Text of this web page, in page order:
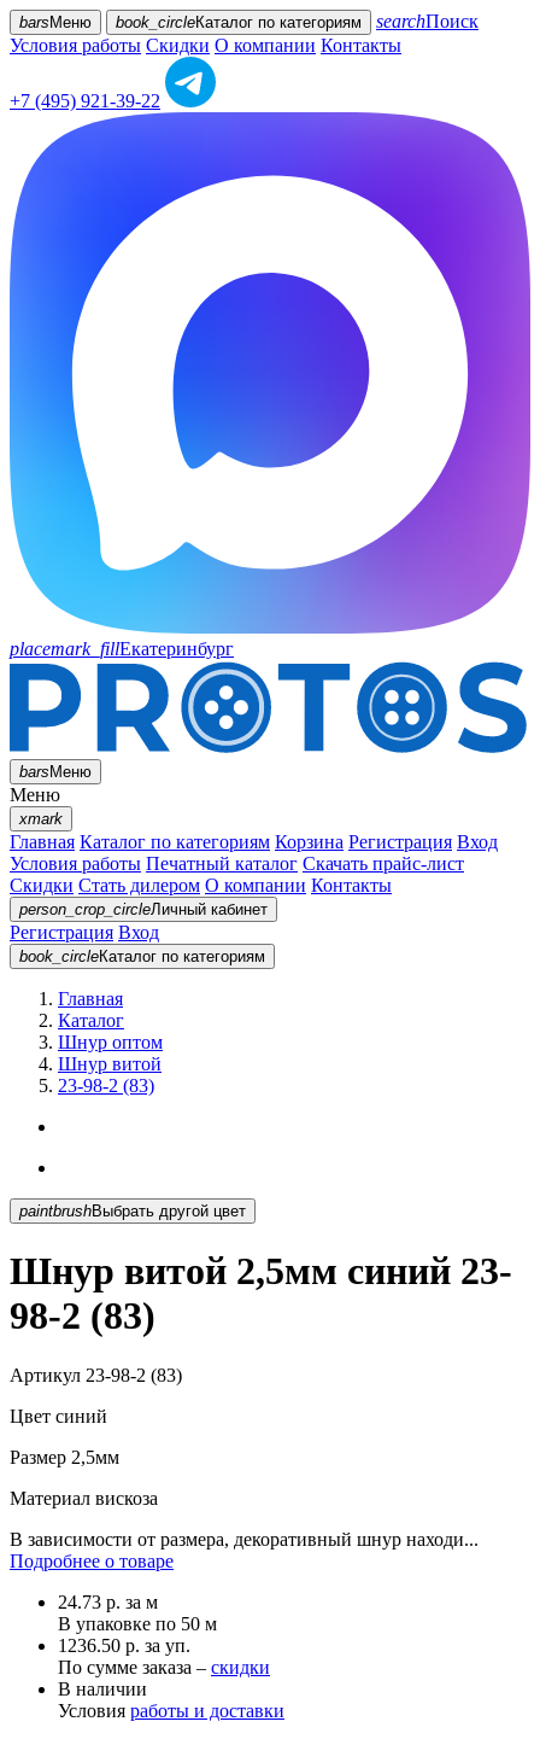
bars Меню book_circleКаталог по категориям searchПоиск
Условия работы Скидки О компании Контакты
+7 (495) 921-39-22
placemark_fillЕкатеринбург
barsМеню
Меню
xmark
Главная Каталог по категориям Корзина Регистрация Вход
Условия работы Печатный каталог Скачать прайс-лист
Скидки Стать дилером О компании Контакты
person_crop_circleЛичный кабинет
Регистрация Вход
book_circleКаталог по категориям
Главная
Каталог
Шнур оптом
Шнур витой
23-98-2 (83)
paintbrush Выбрать другой цвет
Шнур витой 2,5мм синий 23-
98-2 (83)
Артикул 23-98-2 (83)
Цвет синий
Размер 2,5мм
Материал вискоза
В зависимости от размера, декоративный шнур находи...
Подробнее о товаре
24.73 р. за м
В упаковке по 50 м
1236.50 р. за уп.
По сумме заказа – скидки
В наличии
Условия работы и доставки